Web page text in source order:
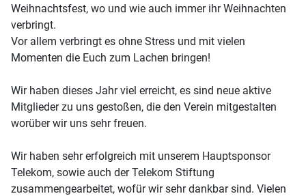
Weihnachtsfest, wo und wie auch immer ihr Weihnachten
verbringt.
Vor allem verbringt es ohne Stress und mit vielen
Momenten die Euch zum Lachen bringen!
Wir haben dieses Jahr viel erreicht, es sind neue aktive
Mitglieder zu uns gestoßen, die den Verein mitgestalten
worüber wir uns sehr freuen.
Wir haben sehr erfolgreich mit unserem Hauptsponsor
Telekom, sowie auch der Telekom Stiftung
zusammengearbeitet, wofür wir sehr dankbar sind. Vielen